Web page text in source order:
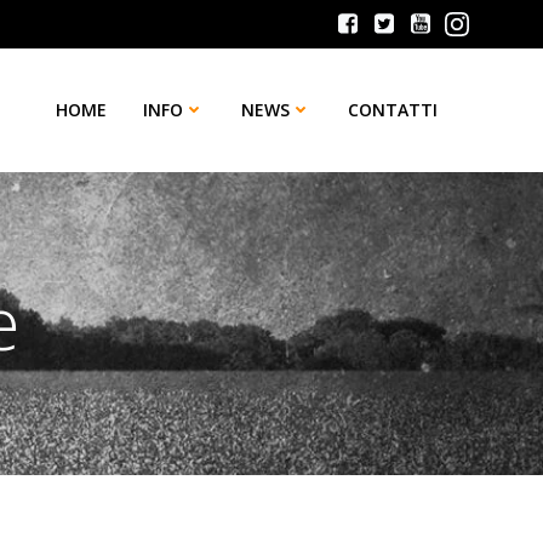
HOME INFO NEWS CONTATTI